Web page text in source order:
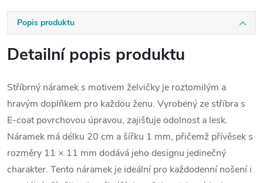
Popis produktu
Detailní popis produktu
Stříbrný náramek s motivem želvičky je roztomilým a
hravým doplňkem pro každou ženu. Vyrobený ze stříbra s
E-coat povrchovou úpravou, zajišťuje odolnost a lesk.
Náramek má délku 20 cm a šířku 1 mm, přičemž přívěsek s
rozměry 11 × 11 mm dodává jeho designu jedinečný
charakter. Tento náramek je ideální pro každodenní nošení i